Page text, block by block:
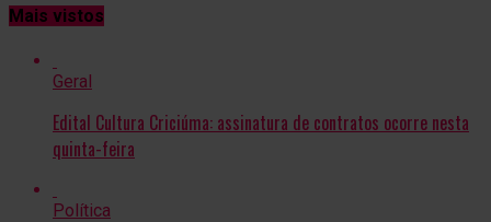
Mais vistos
Geral
Edital Cultura Criciúma: assinatura de contratos ocorre nesta
quinta-feira
Política